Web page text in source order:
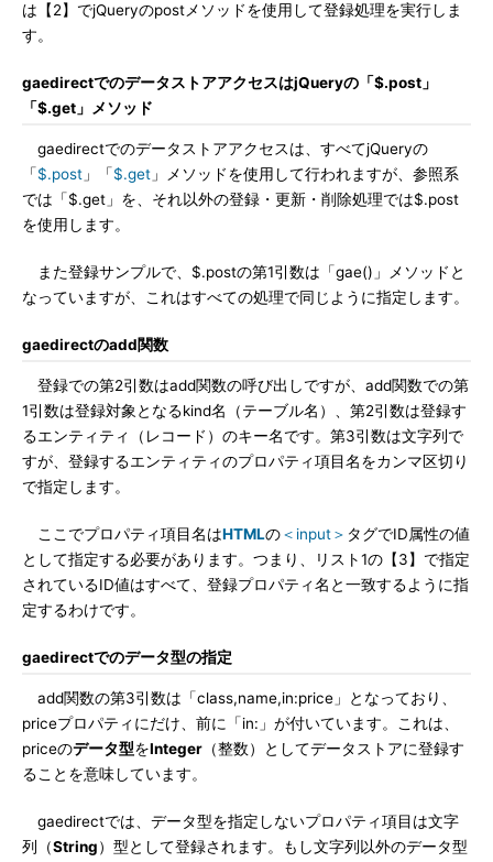
は【2】でjQueryのpostメソッドを使用して登録処理を実行しま
す。
gaedirectでのデータストアアクセスはjQueryの「$.post」
「$.get」メソッド
gaedirectでのデータストアアクセスは、すべてjQueryの
「$.post 」「$.get 」メソッドを使用して行われますが、参照系
では「$.get」を、それ以外の登録・更新・削除処理では$.post
を使用します。
また登録サンプルで、$.postの第1引数は「gae()」メソッドと
なっていますが、これはすべての処理で同じように指定します。
gaedirectのadd関数
登録での第2引数はadd関数の呼び出しですが、add関数での第
1引数は登録対象となるkind名（テーブル名）、第2引数は登録す
るエンティティ（レコード）のキー名です。第3引数は文字列で
すが、登録するエンティティのプロパティ項目名をカンマ区切り
で指定します。
ここでプロパティ項目名はHTMLの＜input＞ タグでID属性の値
として指定する必要があります。つまり、リスト1の【3】で指定
されているID値はすべて、登録プロパティ名と一致するように指
定するわけです。
gaedirectでのデータ型の指定
add関数の第3引数は「class,name,in:price」となっており、
priceプロパティにだけ、前に「in:」が付いています。これは、
priceのデータ型をInteger （整数）としてデータストアに登録す
ることを意味しています。
gaedirectでは、データ型を指定しないプロパティ項目は文字
列（String）型として登録されます。もし文字列以外のデータ型